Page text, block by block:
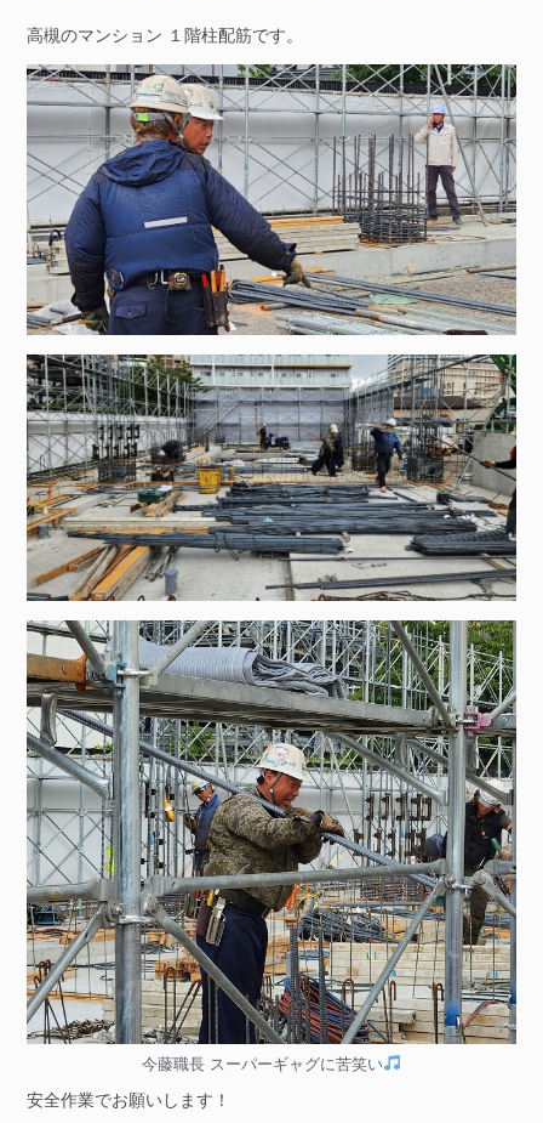
高槻のマンション １階柱配筋です。
今藤職長 スーパーギャグに苦笑い
安全作業でお願いします！